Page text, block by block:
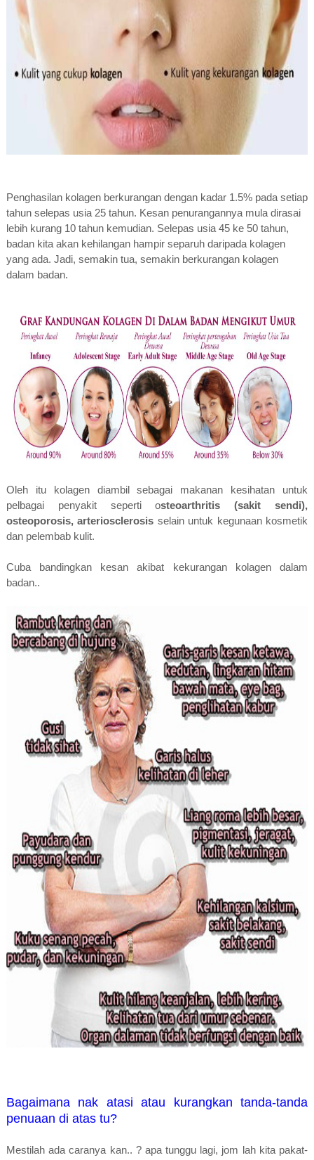
Penghasilan kolagen berkurangan dengan kadar 1.5% pada setiap
tahun selepas usia 25 tahun. Kesan penurangannya mula dirasai
lebih kurang 10 tahun kemudian. Selepas usia 45 ke 50 tahun,
badan kita akan kehilangan hampir separuh daripada kolagen
yang ada. Jadi, semakin tua, semakin berkurangan kolagen
dalam badan.
Oleh itu kolagen diambil sebagai makanan kesihatan untuk
pelbagai penyakit seperti osteoarthritis (sakit sendi),
osteoporosis, arteriosclerosis selain untuk kegunaan kosmetik
dan pelembab kulit.
Cuba bandingkan kesan akibat kekurangan kolagen dalam
badan..
Bagaimana nak atasi atau kurangkan tanda-tanda
penuaan di atas tu?
Mestilah ada caranya kan.. ? apa tunggu lagi, jom lah kita pakat-